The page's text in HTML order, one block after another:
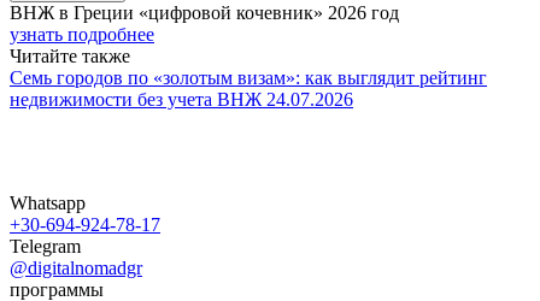
ВНЖ в Греции «цифровой кочевник» 2026 год
узнать подробнее
Читайте также
Семь городов по «золотым визам»: как выглядит рейтинг
недвижимости без учета ВНЖ 24.07.2026
Whatsapp
+30-694-924-78-17
Telegram
@digitalnomadgr
программы